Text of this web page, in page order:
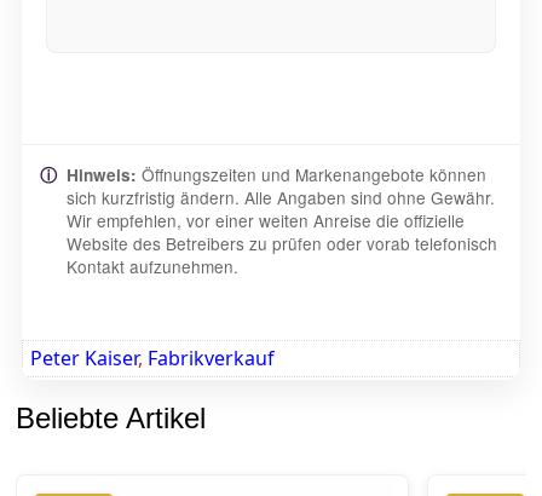
ⓘ Hinweis: Öffnungszeiten und Markenangebote können
sich kurzfristig ändern. Alle Angaben sind ohne Gewähr.
Wir empfehlen, vor einer weiten Anreise die offizielle
Website des Betreibers zu prüfen oder vorab telefonisch
Kontakt aufzunehmen.
Peter Kaiser, Fabrikverkauf
Beliebte Artikel